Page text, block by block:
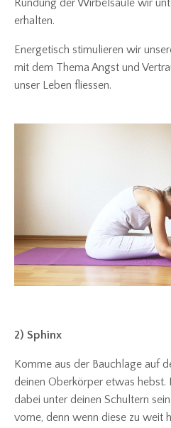
Rundung der Wirbelsäule wir
erhalten.
Energetisch stimulieren wir
mit dem Thema Angst und
unser Leben fliessen.
2) Sphinx
Komme aus der Bauchlage auf
deinen Oberkörper etwas
dabei unter deinen Schultern
vorne, denn wenn diese zu weit